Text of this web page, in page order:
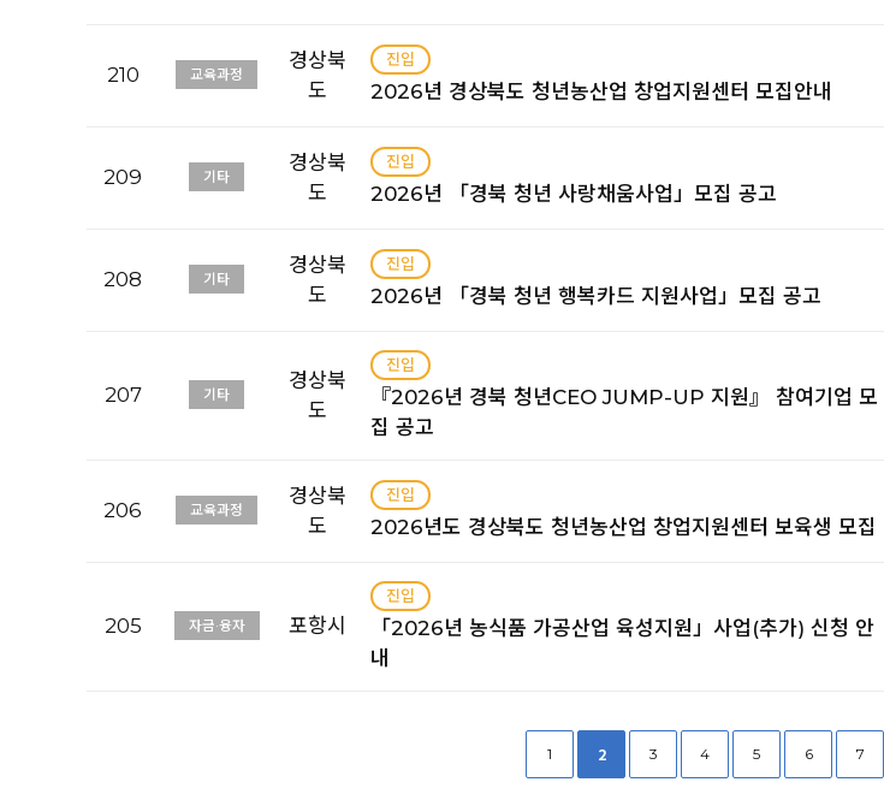
210 교육과정
경상북
도
진입
2026년 경상북도 청년농산업 창업지원센터 모집안내
209 기타
경상북
도
진입
2026년 「경북 청년 사랑채움사업」모집 공고
208 기타
경상북
도
진입
2026년 「경북 청년 행복카드 지원사업」모집 공고
207 기타
경상북
도
진입
『2026년 경북 청년CEO JUMP-UP 지원』 참여기업 모
집 공고
206 교육과정
경상북
도
진입
2026년도 경상북도 청년농산업 창업지원센터 보육생 모집
205 자금·융자 포항시
진입
「2026년 농식품 가공산업 육성지원」사업(추가) 신청 안
내
1 2 3 4 5 6 7